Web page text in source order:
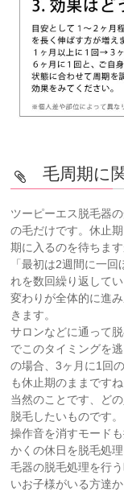
毛周期に
ツーピーエス脱毛器
の毛だけです。休止
期に入るのを待ちま
「最初は2週間に一
れを数回繰り返して
変わりが全体的に進
きます。
サロンなどに通って
でこのタイミングを
の場合、3ヶ月に1回
も休止期のままです
当然のことです、ど
脱毛したいものです
操作音を消すモード
かくの休日を脱毛処
毛器の脱毛処理を行
いお子様がいる方達